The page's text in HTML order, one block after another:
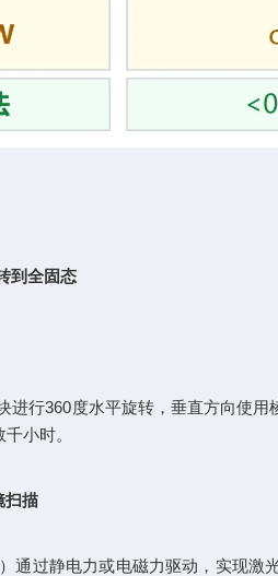
到全固态
进行360度水平旋转，垂直方向使
小时。
扫描
通过静电力或电磁力驱动，实现